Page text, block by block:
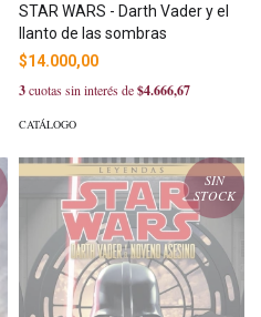
STAR WARS - Darth Vader y el
llanto de las sombras
$14.000,00
3cuotas sin interés de$4.666,67
CATÁLOGO
SIN
STOCK